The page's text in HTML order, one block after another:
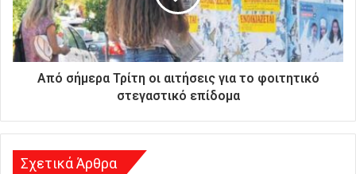
δ
ι
ε
ύ
σ
Από σήμερα Τρίτη οι αιτήσεις για το φοιτητικό
στεγαστικό επίδομα
Σχετικά Άρθρα